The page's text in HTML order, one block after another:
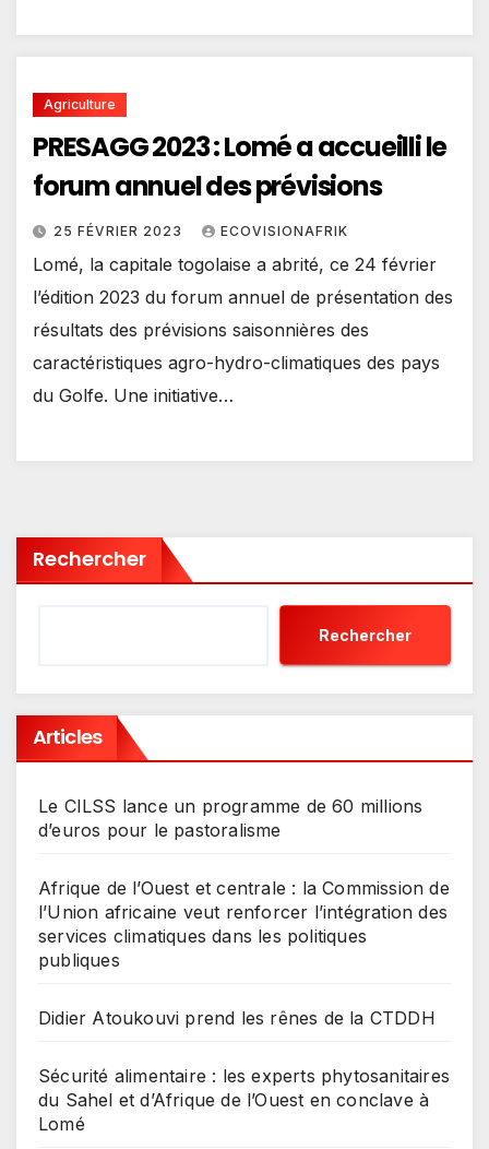
Agriculture
PRESAGG 2023 : Lomé a accueilli le
forum annuel des prévisions
25 FÉVRIER 2023 ECOVISIONAFRIK
Lomé, la capitale togolaise a abrité, ce 24 février
l’édition 2023 du forum annuel de présentation des
résultats des prévisions saisonnières des
caractéristiques agro-hydro-climatiques des pays
du Golfe. Une initiative…
Rechercher
Rechercher
Articles
Le CILSS lance un programme de 60 millions
d’euros pour le pastoralisme
Afrique de l’Ouest et centrale : la Commission de
l’Union africaine veut renforcer l’intégration des
services climatiques dans les politiques
publiques
Didier Atoukouvi prend les rênes de la CTDDH
Sécurité alimentaire : les experts phytosanitaires
du Sahel et d’Afrique de l’Ouest en conclave à
Lomé